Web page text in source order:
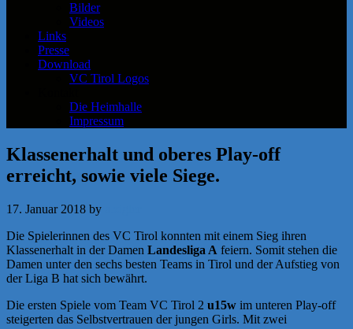
Bilder
Videos
Links
Presse
Download
VC Tirol Logos
Die Heimhalle
Impressum
Klassenerhalt und oberes Play-off
erreicht, sowie viele Siege.
17. Januar 2018 by
Die Spielerinnen des VC Tirol konnten mit einem Sieg ihren
Klassenerhalt in der Damen Landesliga A feiern. Somit stehen die
Damen unter den sechs besten Teams in Tirol und der Aufstieg von
der Liga B hat sich bewährt.
Die ersten Spiele vom Team VC Tirol 2 u15w im unteren Play-off
steigerten das Selbstvertrauen der jungen Girls. Mit zwei